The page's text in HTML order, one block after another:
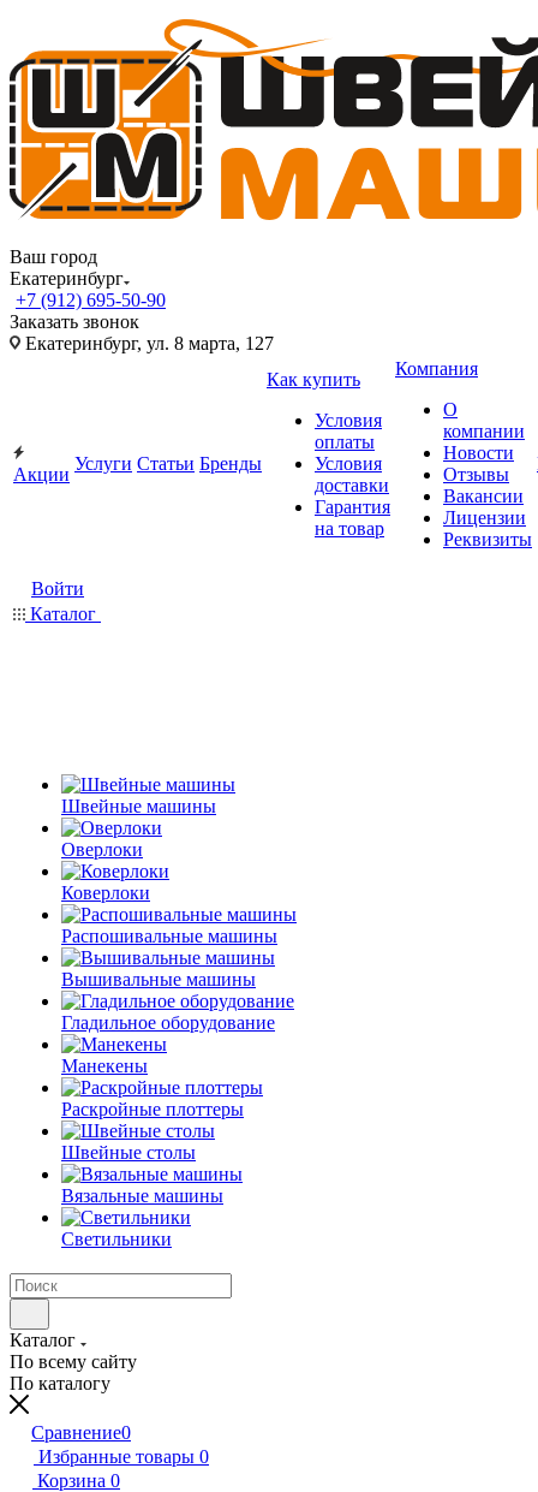
Ваш город
Екатеринбург
+7 (912) 695-50-90
Заказать звонок
Екатеринбург, ул. 8 марта, 127
Акции
Услуги Статьи Бренды
Как купить
Условия
оплаты
Условия
доставки
Гарантия
на товар
Компания
О
компании
Новости
Отзывы
Вакансии
Лицензии
Реквизиты
Войти
Каталог
Швейные машины
Оверлоки
Коверлоки
Распошивальные машины
Вышивальные машины
Гладильное оборудование
Манекены
Раскройные плоттеры
Швейные столы
Вязальные машины
Светильники
Каталог
По всему сайту
По каталогу
Сравнение0
Избранные товары 0
Корзина 0